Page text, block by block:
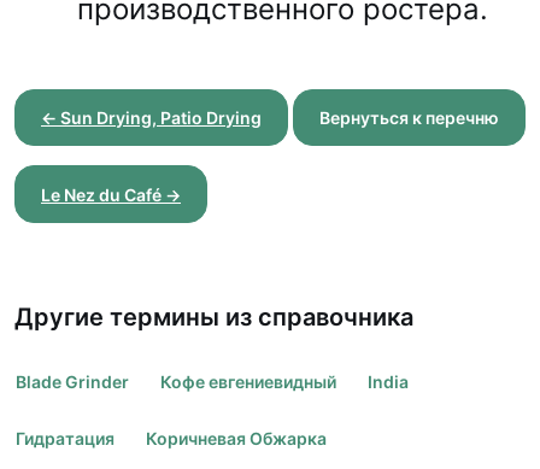
производственного ростера.
← Sun Drying, Patio Drying Вернуться к перечню
Le Nez du Café →
Другие термины из справочника
Blade Grinder Кофе евгениевидный India
Гидратация Коричневая Обжарка